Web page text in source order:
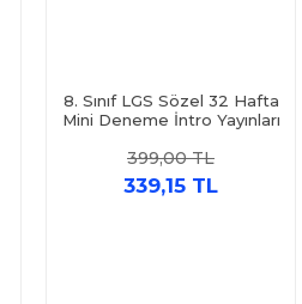
8. Sınıf LGS Sözel 32 Hafta
Mini Deneme İntro Yayınları
399,00 TL
339,15 TL